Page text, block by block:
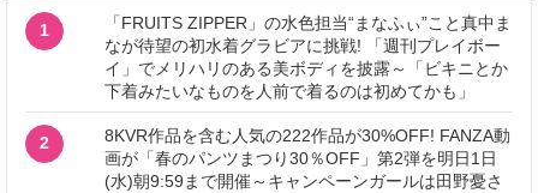
1
「FRUITS ZIPPER」の水色担当“まなふぃ”こと真中ま
なが待望の初水着グラビアに挑戦! 「週刊プレイボー
イ」でメリハリのある美ボディを披露～「ビキニとか
下着みたいなものを人前で着るのは初めてかも」
2
8KVR作品を含む人気の222作品が30%OFF! FANZA動
画が「春のパンツまつり30％OFF」第2弾を明日1日
(水)朝9:59まで開催～キャンペーンガールは田野憂さ